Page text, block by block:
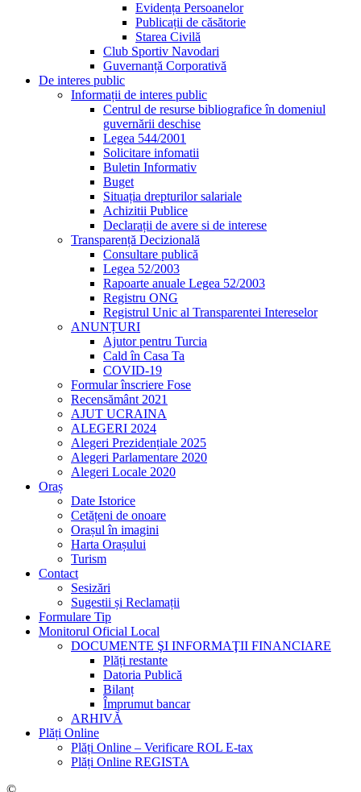
Evidența Persoanelor
Publicații de căsătorie
Starea Civilă
Club Sportiv Navodari
Guvernanță Corporativă
De interes public
Informații de interes public
Centrul de resurse bibliografice în domeniul
guvernării deschise
Legea 544/2001
Solicitare infomatii
Buletin Informativ
Buget
Situația drepturilor salariale
Achizitii Publice
Declarații de avere si de interese
Transparență Decizională
Consultare publică
Legea 52/2003
Rapoarte anuale Legea 52/2003
Registru ONG
Registrul Unic al Transparentei Intereselor
ANUNȚURI
Ajutor pentru Turcia
Cald în Casa Ta
COVID-19
Formular înscriere Fose
Recensământ 2021
AJUT UCRAINA
ALEGERI 2024
Alegeri Prezidențiale 2025
Alegeri Parlamentare 2020
Alegeri Locale 2020
Oraș
Date Istorice
Cetățeni de onoare
Orașul în imagini
Harta Orașului
Turism
Contact
Sesizări
Sugestii și Reclamații
Formulare Tip
Monitorul Oficial Local
DOCUMENTE ŞI INFORMAŢII FINANCIARE
Plăți restante
Datoria Publică
Bilanț
Împrumut bancar
ARHIVĂ
Plăți Online
Plăți Online – Verificare ROL E-tax
Plăți Online REGISTA
©